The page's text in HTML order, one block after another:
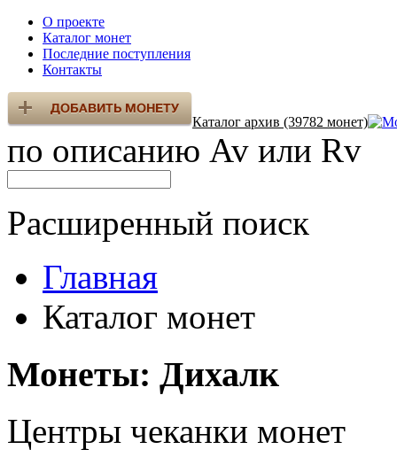
О проекте
Каталог монет
Последние поступления
Контакты
Каталог архив (39782 монет)
по описанию Av или Rv
Расширенный поиск
Главная
Каталог монет
Монеты: Дихалк
Центры чеканки монет